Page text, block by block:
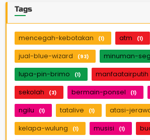
Tags
mencegah-kebotakan (1) atm (1)
jual-blue-wizard (93) minuman-
lupa-pin-brimo (1) manfaatairputih
sekolah (3) bermain-ponsel (1)
ngilu (1) tatalive (1) atasi-
kelapa-wulung (1) musisi (1)